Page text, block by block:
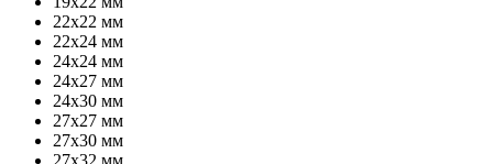
22х22 мм
22х24 мм
24х24 мм
24х27 мм
24х30 мм
27х27 мм
27х30 мм